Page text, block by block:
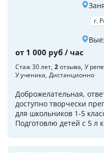
г.
от 1 000 руб / час
Стаж 30 лет 2отзыва У
У ученика Дистанционно
Доброжелательная,
доступно творчески
для школьников 1-5
Подготовлю детей с 5 л